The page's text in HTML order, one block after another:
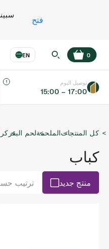
فتح
EN
عر
0
توصيل اليوم
15:00 – 17:00
كل المنتجاتالملحمةلحم البقر
كباب
منتج جديد ترتيب